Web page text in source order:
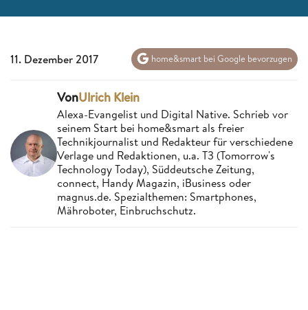
11. Dezember 2017 home&smart bei Google bevorzugen
VonUlrich Klein
Alexa-Evangelist und Digital Native. Schrieb vor
seinem Start bei home&smart als freier
Technikjournalist und Redakteur für verschiedene
Verlage und Redaktionen, u.a. T3 (Tomorrow's
Technology Today), Süddeutsche Zeitung,
connect, Handy Magazin, iBusiness oder
magnus.de. Spezialthemen: Smartphones,
Mähroboter, Einbruchschutz.